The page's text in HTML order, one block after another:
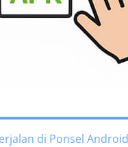
di Ponsel